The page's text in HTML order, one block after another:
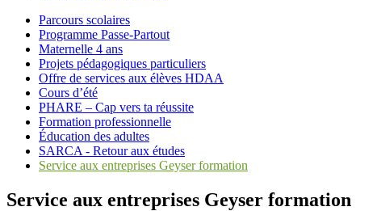
Parcours scolaires
Programme Passe-Partout
Maternelle 4 ans
Projets pédagogiques particuliers
Offre de services aux élèves HDAA
Cours d’été
PHARE – Cap vers ta réussite
Formation professionnelle
Éducation des adultes
SARCA - Retour aux études
Service aux entreprises Geyser formation
Service aux entreprises Geyser formation